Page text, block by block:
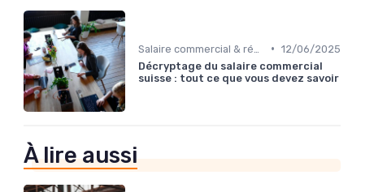
• 12/06/2025
Décryptage du salaire commercial
suisse : tout ce que vous devez savoir
À lire aussi